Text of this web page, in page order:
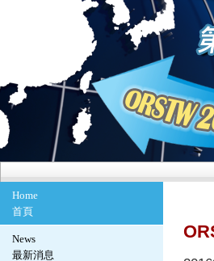
Home
首頁
News
最新消息